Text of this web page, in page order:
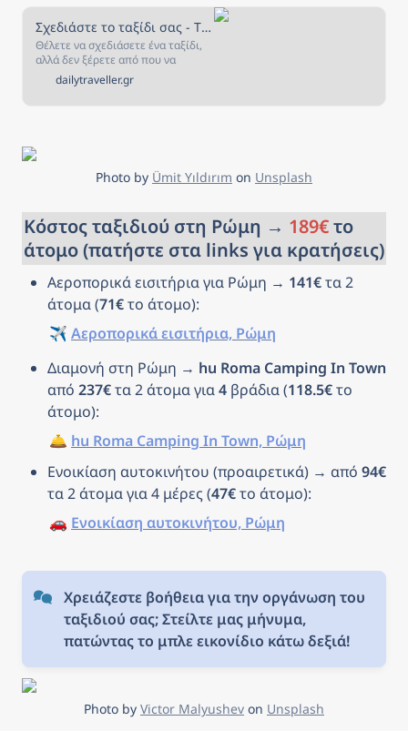
Σχεδιάστε το ταξίδι σας - The Daily Traveller
Θέλετε να σχεδιάσετε ένα ταξίδι,
αλλά δεν ξέρετε από που να
ξεκινήσετε; Αν ναι, τότε είστε στο
κατάλληλο μέρος! Στην σελίδα
πάντα ονειρευόσασταν!
dailytraveller.gr
Photo by Ümit Yıldırım on Unsplash
Κόστος ταξιδιού στη Ρώμη → 189€ το
άτομο (πατήστε στα links για κρατήσεις)
Αεροπορικά εισιτήρια για Ρώμη → 141€ τα 2
άτομα (71€ το άτομο):
✈️ Αεροπορικά εισιτήρια, Ρώμη
Διαμονή στη Ρώμη →
από 237€ τα 2 άτομα για 4 βράδια (118.5€ το
άτομο):
🛎️ hu Roma Camping In Town, Ρώμη
Ενοικίαση αυτοκινήτου (προαιρετικά) → από 94€
τα 2 άτομα για 4 μέρες (47€ το άτομο):
🚗 Ενοικίαση αυτοκινήτου, Ρώμη
Χρειάζεστε βοήθεια για την οργάνωση του
ταξιδιού σας; Στείλτε μας μήνυμα,
πατώντας το μπλε εικονίδιο κάτω δεξιά!
Photo by Victor Malyushev on Unsplash